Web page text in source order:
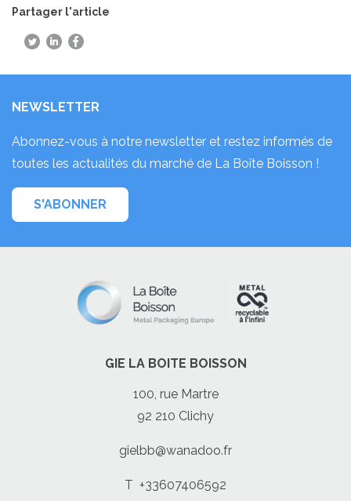
Partager l'article
NEWSLETTER
Abonnez-vous à notre newsletter et restez informés de
toutes les actualités du marché de La Boîte Boisson !
S'ABONNER
GIE LA BOITE BOISSON
100, rue Martre
92 210 Clichy
gielbb@wanadoo.fr
T +33607406592